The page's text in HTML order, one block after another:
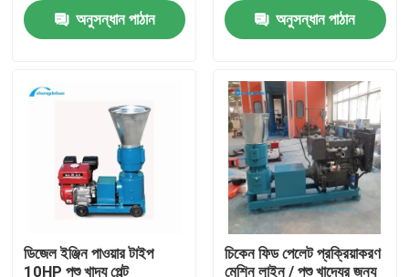
VR প্রদর্শন
অনুসন্ধান পাঠান
অনুসন্ধান পাঠান
ডিজেল ইঞ্জিন পাওয়ার টাইপ
10HP পশু খাদ্য পেল্ট
চিকেন ফিড পেলেট প্রক্রিয়াকরণ
মেশিন লাইন / পশু খাদ্যের জন্য